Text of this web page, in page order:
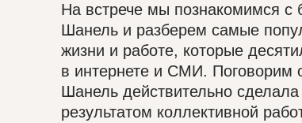
На встрече мы познакомимся с
Шанель и разберем самые
жизни и работе, которые
в интернете и СМИ. Поговорим
Шанель действительно
результатом коллективной